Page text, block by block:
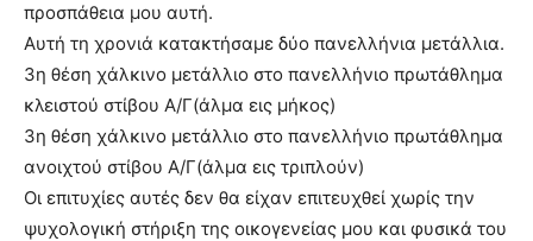
προσπάθεια μου αυτή.
Αυτή τη χρονιά κατακτήσαμε δύο πανελλήνια μετάλλια.
3η θέση χάλκινο μετάλλιο στο πανελλήνιο πρωτάθλημα
κλειστού στίβου Α/Γ(άλμα εις μήκος)
3η θέση χάλκινο μετάλλιο στο πανελλήνιο πρωτάθλημα
ανοιχτού στίβου Α/Γ(άλμα εις τριπλούν)
Οι επιτυχίες αυτές δεν θα είχαν επιτευχθεί χωρίς την
ψυχολογική στήριξη της οικογενείας μου και φυσικά του